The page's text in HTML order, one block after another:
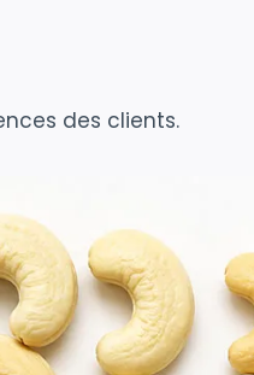
des clients.